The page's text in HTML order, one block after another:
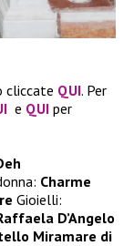
cliccate QUI. Per
e QUI per
Charme
Gioielli:
D’Angelo
Miramare di